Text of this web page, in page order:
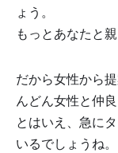
ょう。
もっとあなたと
だから女性から
んどん女性と仲
とはいえ、急に
いるでしょうね。